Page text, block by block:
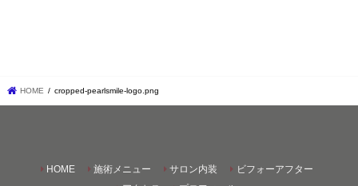
HOME cropped-pearlsmile-logo.png
HOME 施術メニュー サロン内装
ビフォーアフター